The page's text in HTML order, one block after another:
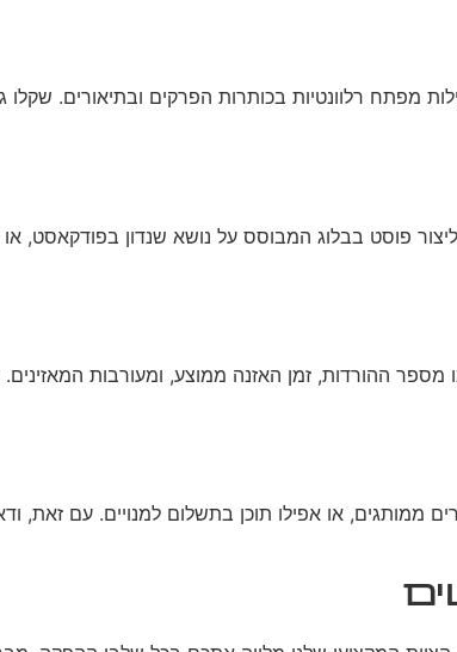
רלוונטיות בכותרות הפרקים ובתיאורים.
פוסט בבלוג המבוסס על נושא שנדון בפודקאסט,
ההורדות, זמן האזנה ממוצע, ומעורבות
ממותגים, או אפילו תוכן בתשלום למנויים. עם זאת,